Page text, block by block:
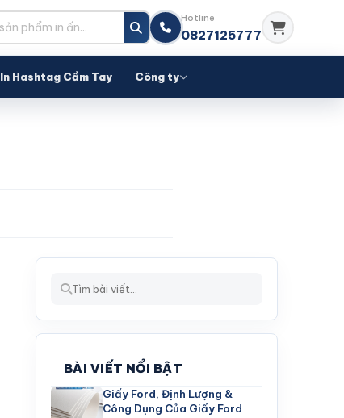
Hotline
0827125777
In Hashtag Cầm Tay Công ty
BÀI VIẾT NỔI BẬT
Giấy Ford, Định Lượng &
Công Dụng Của Giấy Ford